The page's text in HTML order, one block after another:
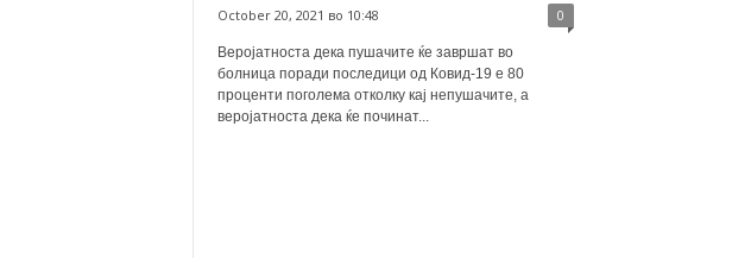
October 20, 2021 во 10:48 0
Веројатноста дека пушачите ќе завршат во
болница поради последици од Ковид-19 е 80
проценти поголема отколку кај непушачите, а
веројатноста дека ќе починат...